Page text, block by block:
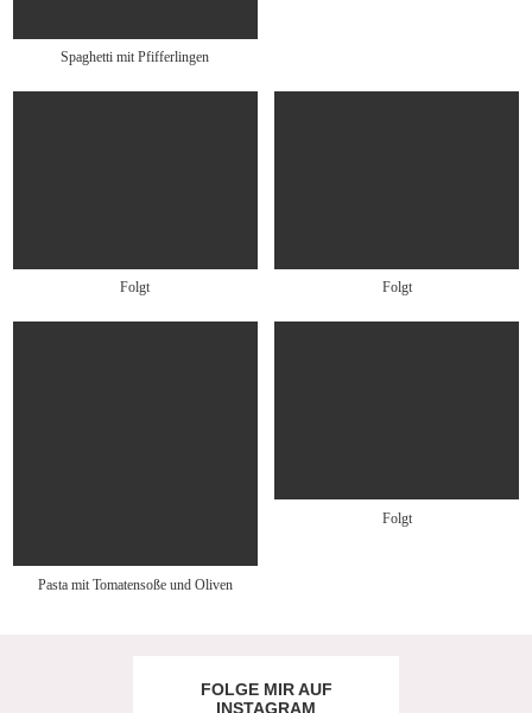
Spaghetti mit Pfifferlingen
Folgt Folgt
Pasta mit Tomatensoße und Oliven
Folgt
FOLGE MIR AUF
INSTAGRAM